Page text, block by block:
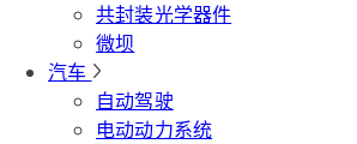
共封装光学器件
微坝
汽车
自动驾驶
电动动力系统